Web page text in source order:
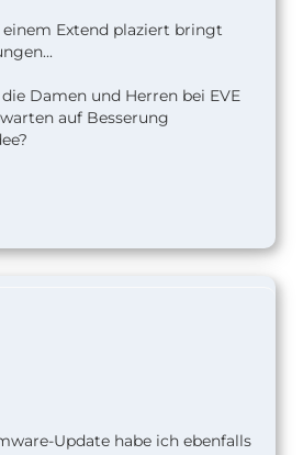
einem Extend plaziert bringt
Damen und Herren bei EVE
auf Besserung
Update habe ich ebenfalls